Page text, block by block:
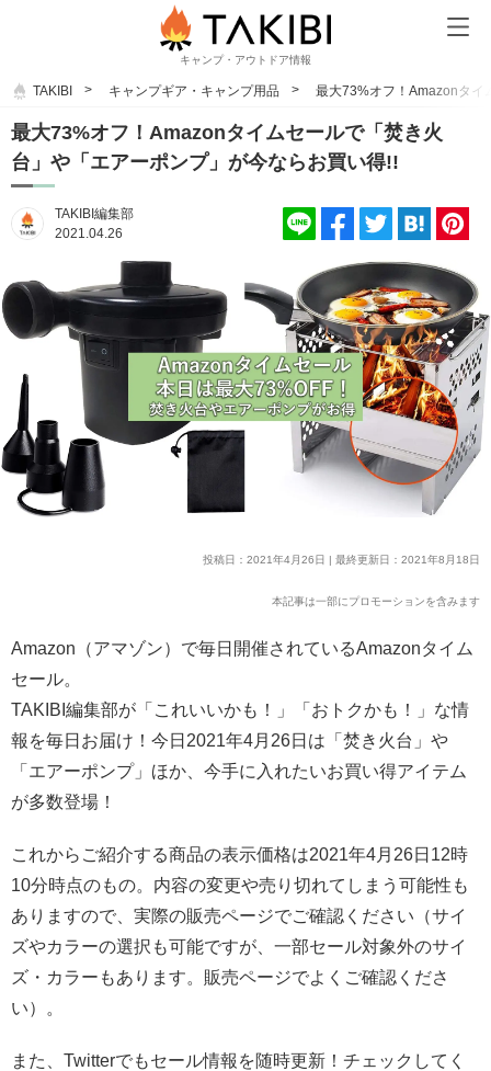
キャンプ・アウトドア情報
TAKIBI キャンプギア・キャンプ用品 最大73%オフ！Amazonタイ
最大73%オフ！Amazonタイムセールで「焚き火
台」や「エアーポンプ」が今ならお買い得!!
TAKIBI編集部
2021.04.26
投稿日：2021年4月26日 | 最終更新日：2021年8月18日
本記事は一部にプロモーションを含みます
Amazon（アマゾン）で毎日開催されているAmazonタイム
セール。
TAKIBI編集部が「これいいかも！」「おトクかも！」な情
報を毎日お届け！今日2021年4月26日は「焚き火台」や
「エアーポンプ」ほか、今手に入れたいお買い得アイテム
が多数登場！
これからご紹介する商品の表示価格は2021年4月26日12時
10分時点のもの。内容の変更や売り切れてしまう可能性も
ありますので、実際の販売ページでご確認ください（サイ
ズやカラーの選択も可能ですが、一部セール対象外のサイ
ズ・カラーもあります。販売ページでよくご確認くださ
い）。
また、Twitterでもセール情報を随時更新！チェックしてく